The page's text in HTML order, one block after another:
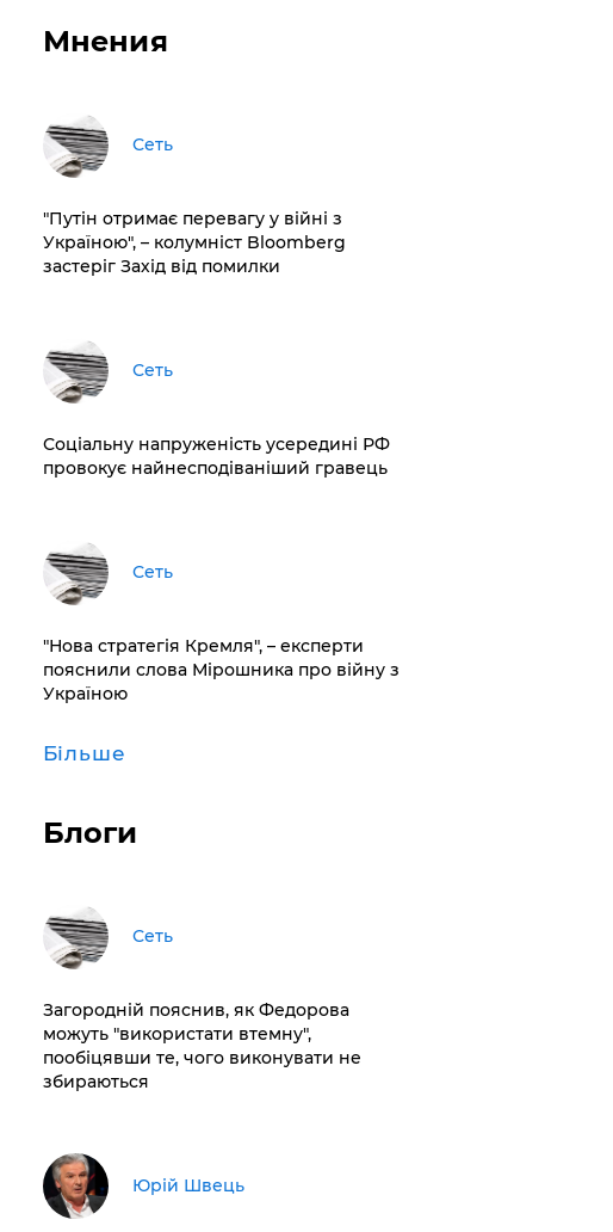
Мнения
Сеть
"Путін отримає перевагу у війні з
Україною", – колумніст Bloomberg
застеріг Захід від помилки
Сеть
Соціальну напруженість усередині РФ
провокує найнесподіваніший гравець
Сеть
"Нова стратегія Кремля", – експерти
пояснили слова Мірошника про війну з
Україною
Більше
Блоги
Сеть
Загородній пояснив, як Федорова
можуть "використати втемну",
пообіцявши те, чого виконувати не
збираються
Юрій Швець